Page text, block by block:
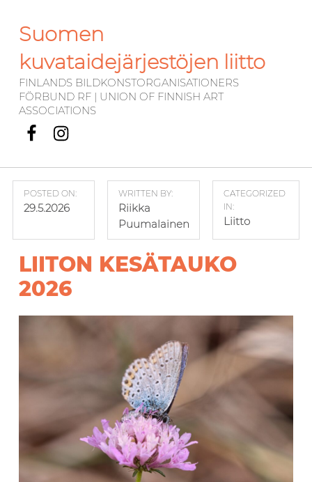
Suomen
kuvataidejärjestöjen liitto
FINLANDS BILDKONSTORGANISATIONERS
FÖRBUND RF | UNION OF FINNISH ART
ASSOCIATIONS
Facebook
Instagram
POSTED ON:
29.5.2026
WRITTEN BY:
Riikka
Puumalainen
CATEGORIZED
IN:
Liitto
LIITON KESÄTAUKO
2026